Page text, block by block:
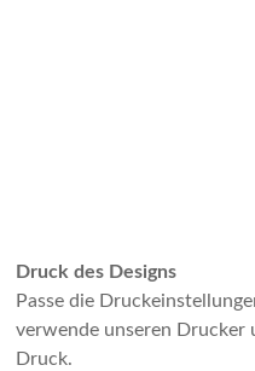
Druck des Designs
Passe die
verwende unseren Drucker
Druck.